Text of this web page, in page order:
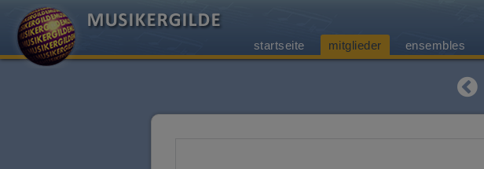
startseite mitglieder ensembles